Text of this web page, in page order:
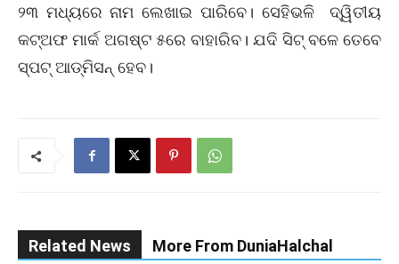
୨୩ ମଧ୍ୟରେ ନାମ ଲେଖାଇ ପାରିବେ। ସେହିଭଳି ଦ୍ୱିତୀୟ
କଟ୍‌ଅଫ ମାର୍କ ଅଗଷ୍ଟ ୫ରେ ବାହାରିବ। ଯଦି ସିଟ୍‌ ବଳେ ତେବେ
ସ୍ପଟ୍‌ ଆଡ୍‌ମିସନ୍‌ ହେବ।
Related News More From DuniaHalchal